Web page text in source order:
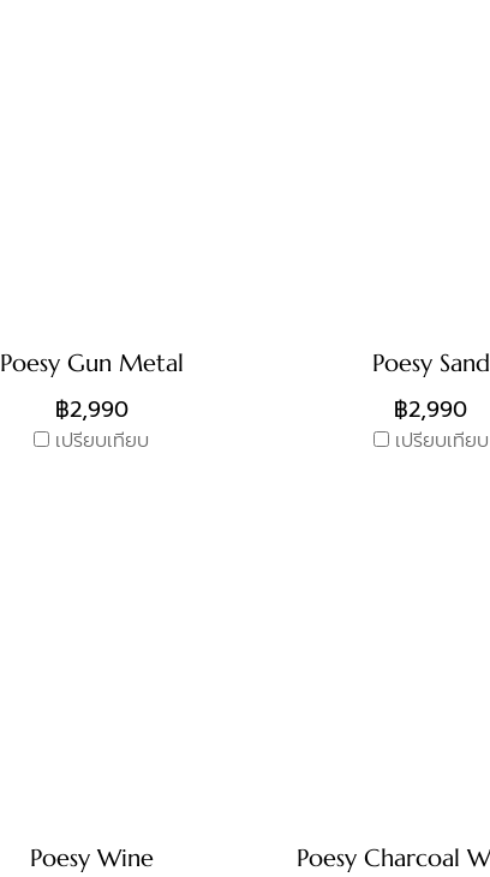
Poesy Gun Metal
฿2,990
เปรียบเทียบ
Poesy Sand
฿2,990
เปรียบเทียบ
Poesy Wine